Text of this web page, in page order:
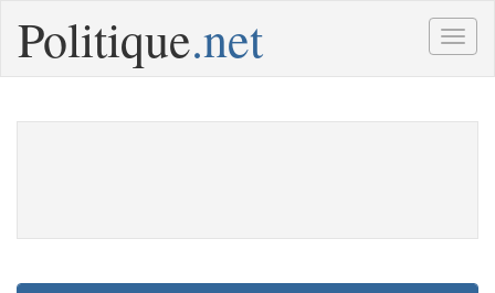
Politique.net